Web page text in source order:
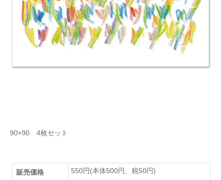
90×90 4枚セット
販売価格 550円(本体500円、税50円)